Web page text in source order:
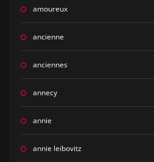
amoureux
ancienne
anciennes
annecy
annie
annie leibovitz